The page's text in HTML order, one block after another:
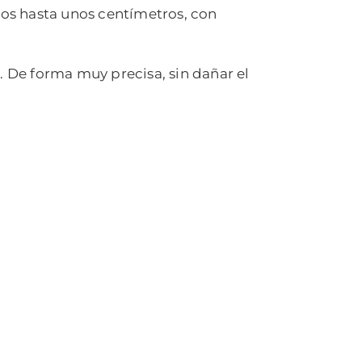
hasta unos centímetros, con
forma muy precisa, sin dañar el